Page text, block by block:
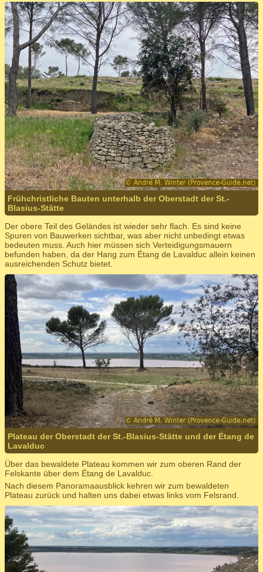
Frühchristliche Bauten unterhalb der Oberstadt der St.-
Blasius-Stätte
Der obere Teil des Geländes ist wieder sehr flach. Es sind keine
Spuren von Bauwerken sichtbar, was aber nicht unbedingt etwas
bedeuten muss. Auch hier müssen sich Verteidigungsmauern
befunden haben, da der Hang zum Étang de Lavalduc allein keinen
ausreichenden Schutz bietet.
Plateau der Oberstadt der St.-Blasius-Stätte und der Étang de
Lavalduc
Über das bewaldete Plateau kommen wir zum oberen Rand der
Felskante über dem Étang de Lavalduc.
Nach diesem Panoramaausblick kehren wir zum bewaldeten
Plateau zurück und halten uns dabei etwas links vom Felsrand.